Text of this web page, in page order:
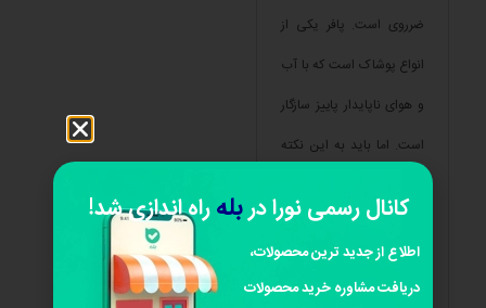
ضرروی است. پافر یکی از
انواع پوشاک است که با آب
و هوای ناپایدار پاییز سازگار
است. اما باید به این نکته
از پر ریسک ترین پوشاک
برای استایل دانشجویی
کانال رسمی نورا دربلهراه اندازی شد!
اطلاع از جدید ترین محصولات،
دریافت مشاوره خرید محصولات